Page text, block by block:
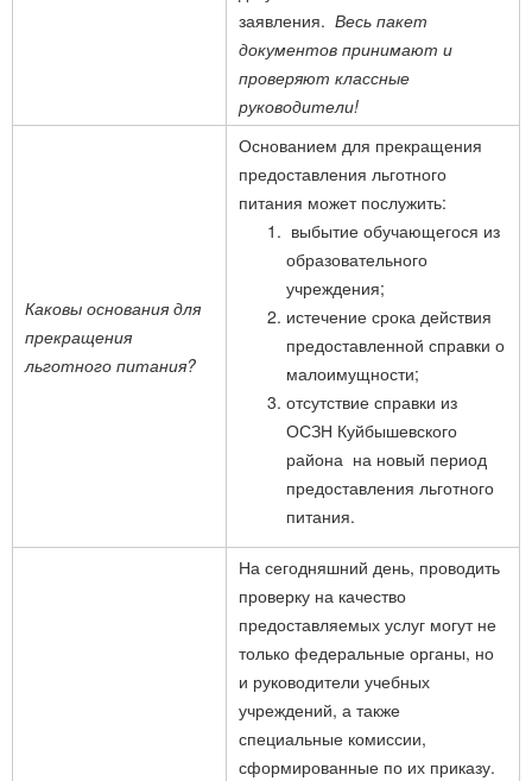
заявления. Весь пакет
документов принимают и
проверяют классные
руководители!
Каковы основания для
прекращения
льготного питания?
Основанием для прекращения
предоставления льготного
питания может послужить:
выбытие обучающегося из
образовательного
учреждения;
истечение срока действия
предоставленной справки о
малоимущности;
отсутствие справки из
ОСЗН Куйбышевского
района на новый период
предоставления льготного
питания.
На сегодняшний день, проводить
проверку на качество
предоставляемых услуг могут не
только федеральные органы, но
и руководители учебных
учреждений, а также
специальные комиссии,
сформированные по их приказу.